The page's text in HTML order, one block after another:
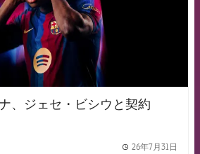
、ジェセ・ビシウと契約
26年7月31日